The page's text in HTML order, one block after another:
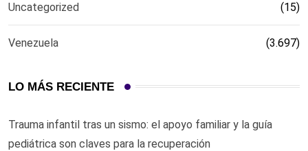
Uncategorized (15)
Venezuela (3.697)
LO MÁS RECIENTE
Trauma infantil tras un sismo: el apoyo familiar y la guía
pediátrica son claves para la recuperación